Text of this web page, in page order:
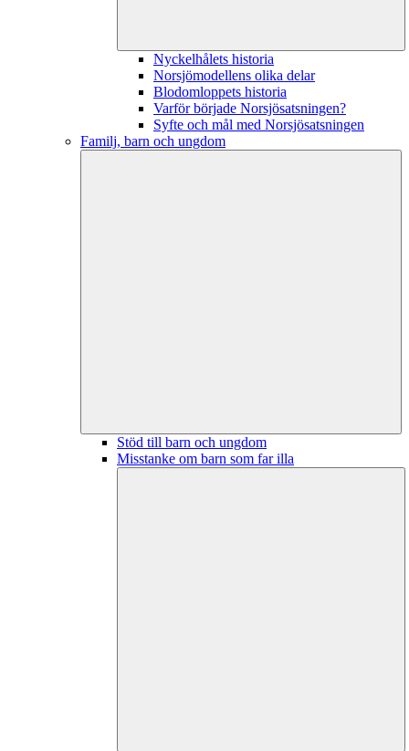
Nyckelhålets historia
Norsjömodellens olika delar
Blodomloppets historia
Varför började Norsjösatsningen?
Syfte och mål med Norsjösatsningen
Familj, barn och ungdom
Stöd till barn och ungdom
Misstanke om barn som far illa